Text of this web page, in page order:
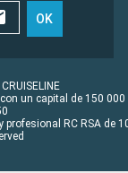
OK
un capital de 150 000
RC RSA de